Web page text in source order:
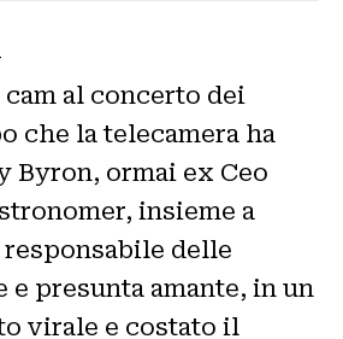
al concerto dei
che la telecamera ha
Byron, ormai ex Ceo
insieme a
delle
e presunta amante, in un
virale e costato il